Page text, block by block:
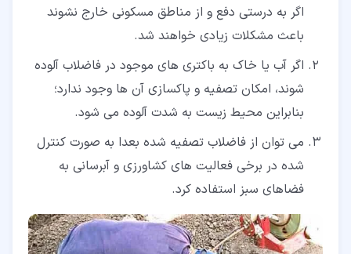
اگر به درستی دفع و از مناطق مسکونی خارج نشوند
باعث مشکلات زیادی خواهند شد.
اگر آب یا خاک به باکتری های موجود در فاضلاب آلوده
شوند، امکان تصفیه و پاکسازی آن ها وجود ندارد؛
بنابراین محیط زیست به شدت آلوده می شود.
می توان از فاضلاب تصفیه شده بعدا به صورت کنترل
شده در برخی فعالیت های کشاورزی و آبرسانی به
فضاهای سبز استفاده کرد.